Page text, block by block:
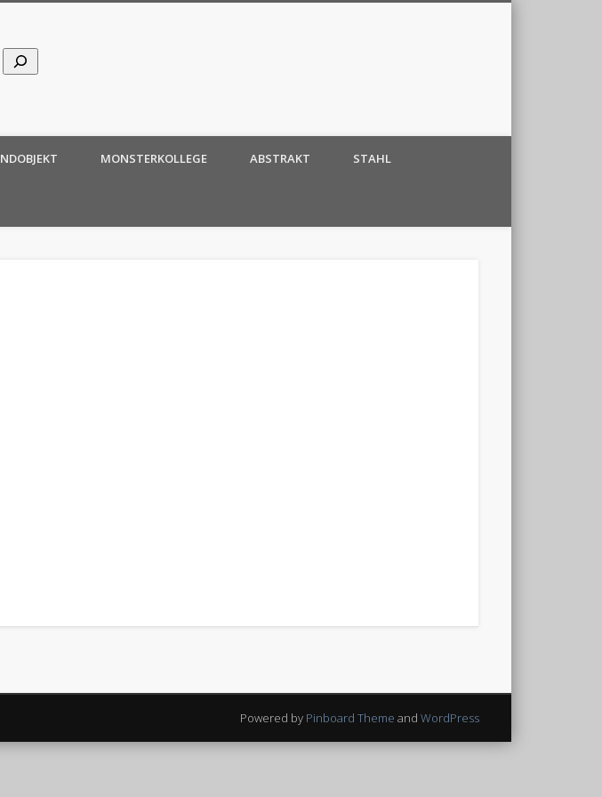
MONSTERKOLLEGE ABSTRAKT STAHL
Powered by Pinboard Theme and WordPress